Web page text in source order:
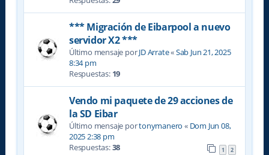
*** Migración de Eibarpool a nuevo
servidor X2 ***
Último mensaje porJD Arrate«Sab Jun 21, 2025
8:34 pm
Respuestas: 19
Vendo mi paquete de 29 acciones de
la SD Eibar
Último mensaje portonymanero « Dom Jun 08,
2025 2:38 pm
Respuestas:38 1 2